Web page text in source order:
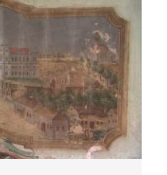
především
téměř
včetně
fasád a štítů.
budovy